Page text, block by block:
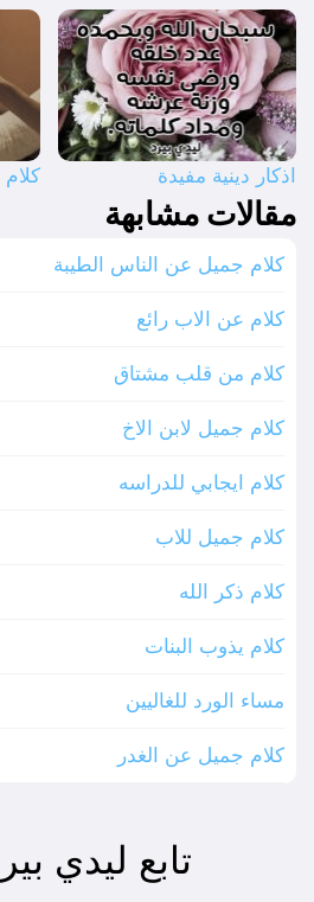
اذكار دينية مفيدة
مقالات مشابهة
كلام جميل عن الناس الطيبة
كلام عن الاب رائع
كلام من قلب مشتاق
كلام جميل لابن الاخ
كلام ايجابي للدراسه
كلام جميل للاب
كلام ذكر الله
كلام يذوب البنات
مساء الورد للغاليين
كلام جميل عن الغدر
تابع ليدي